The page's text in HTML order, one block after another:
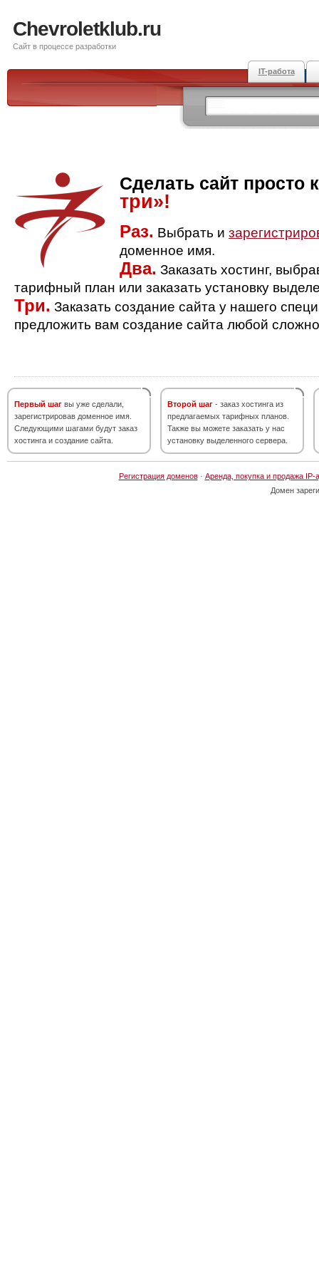
Chevroletklub.ru
Сайт в процессе разработки
IT-работа
Сделать сайт просто
три»!
Раз. Выбрать и
доменное имя.
Два. Заказать хостинг,
тарифный план или заказать установку
Три. Заказать создание сайта у нашего
предложить вам создание сайта любой
Первый шаг вы уже сделали,
зарегистрировав доменное имя.
Следующими шагами будут заказ
хостинга и создание сайта.
Второй шаг - заказ хостинга из
предлагаемых тарифных планов.
Также вы можете заказать у нас
установку выделенного сервера.
Регистрация доменов· Аренда, покупка и продажа IP-
Домен